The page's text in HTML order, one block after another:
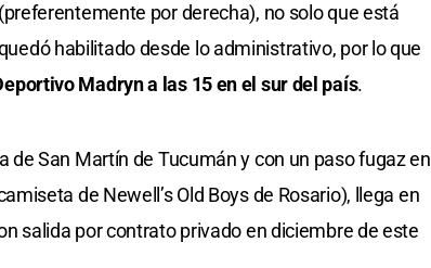
por derecha), no solo que está
habilitado desde lo administrativo, por lo que
Madryn a las 15 en el sur del país.
de San Martín de Tucumán y con un paso fugaz en
de Newell’s Old Boys de Rosario), llega en
salida por contrato privado en diciembre de este